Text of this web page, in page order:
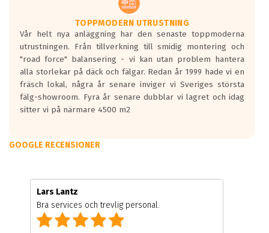
TOPPMODERN UTRUSTNING
Vår helt nya anläggning har den senaste toppmoderna
utrustningen. Från tillverkning till smidig montering och
"road force" balansering - vi kan utan problem hantera
alla storlekar på däck och fälgar. Redan år 1999 hade vi en
fräsch lokal, några år senare inviger vi Sveriges största
fälg-showroom. Fyra år senare dubblar vi lagret och idag
sitter vi på närmare 4500 m2
GOOGLE RECENSIONER
Lars Lantz
Bra services och trevlig personal.